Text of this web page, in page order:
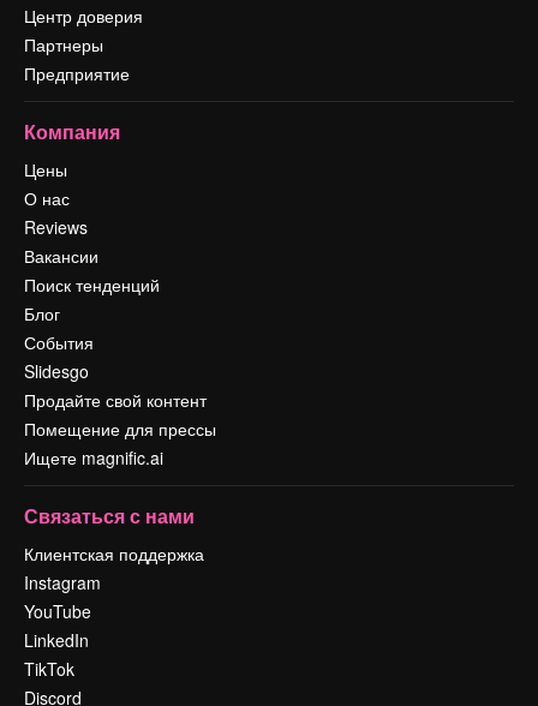
Центр доверия
Партнеры
Предприятие
Компания
Цены
О нас
Reviews
Вакансии
Поиск тенденций
Блог
События
Slidesgo
Продайте свой контент
Помещение для прессы
Ищете magnific.ai
Связаться с нами
Клиентская поддержка
Instagram
YouTube
LinkedIn
TikTok
Discord